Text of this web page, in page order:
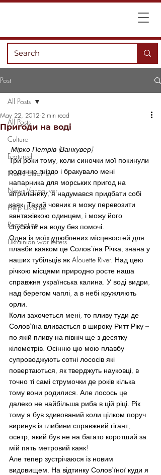
Post
All Posts
Culture
Featured
News Ukraine
News Vancouver
Help Ukraine
Recreation
Ukrainian war letters
All Posts
Пригоди на воді
May 22, 2012 2 min read
Мірко Петрів (Ванкувер)
Три роки тому, коли синочки мої покинули
родинне гніздо і бракувало мені
напарника для морських пригод на
вітрильнику, я надумався придбати собі
каяк. Такий човник я можу перевозити
вантажівкою одинцем, і можу його
спускати на воду без помочі.
Одна із моїх улюблених місцевостей для
плавби каяком це Солов’їна Річка, знана у
наших тубільців як Alouette River. Над цею
річкою місцями природно росте наша
справжня українська калина. У воді видри,
над берегом чаплі, а в небі кружляють
орли.
Коли захочеться мені, то пливу туди де
Солов’їна вливається в широку Ритт Ріку –
по якій пливу на північ ще з десятку
кілометрів. Осінню цю мою плавбу
супроводжують сотні лососів які
повертаються, як тверджуть науковці, в
точно ті самі струмочки де років кілька
тому вони родилися. Але лосось це
далеко не найбільша риба в цій ріці. Рік
тому я був здивований коли цілком поруч
виринув із глибини справжний гігант,
осетр, який був не на багато коротший за
мій пять метровий каяк!
Але тепер зустрічаюся із новим
видовищем. На відтинку Солов’їної куди я